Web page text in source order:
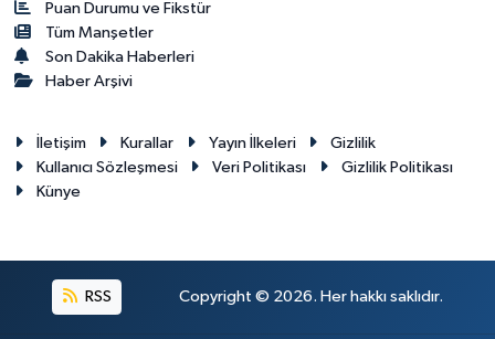
Puan Durumu ve Fikstür
Tüm Manşetler
Son Dakika Haberleri
Haber Arşivi
İletişim Kurallar Yayın İlkeleri
Gizlilik
Kullanıcı Sözleşmesi
Veri Politikası
Gizlilik Politikası
Künye
RSS Copyright © 2026. Her hakkı saklıdır.